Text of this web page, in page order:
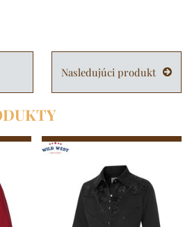
Nasledujúci produkt